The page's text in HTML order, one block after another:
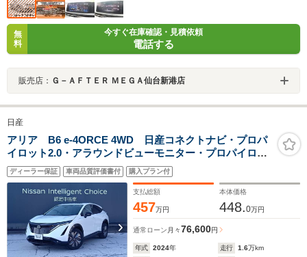
無
料
今すぐ在庫確認・見積依頼
電話する
販売店： Ｇ－ＡＦＴＥＲ ＭＥＧＡ仙台新港店
日産
アリア B6 e-4ORCE 4WD 日産コネクトナビ・プロパ
イロット2.0・アラウンドビューモニター・プロパイロッ
トパーキング・シートヒーター・サンルーフ・ETC2.0・
インテリジェントルームミラー・ワイヤレス充電器・オ
ートバックドア
ディーラー保証 車両品質評価書付 購入プラン付
支払総額
457万円
本体価格
448.0万円
通常ローン 月々76,600円
年式 2024年 走行 1.6万km